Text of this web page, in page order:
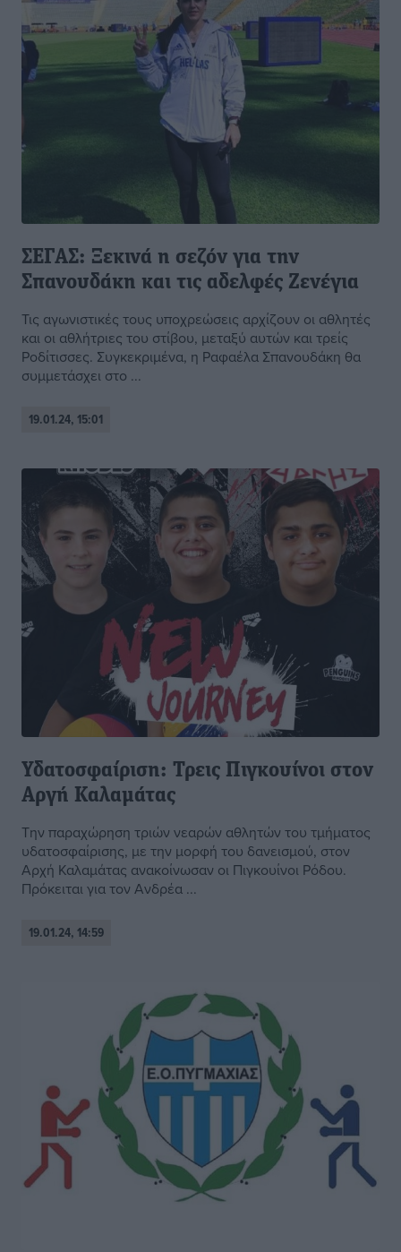
ΣΕΓΑΣ: Ξεκινά η σεζόν για την
Σπανουδάκη και τις αδελφές Ζενέγια
Τις αγωνιστικές τους υποχρεώσεις αρχίζουν οι αθλητές
και οι αθλήτριες του στίβου, μεταξύ αυτών και τρείς
Ροδίτισσες. Συγκεκριμένα, η Ραφαέλα Σπανουδάκη θα
συμμετάσχει στο ...
19.01.24, 15:01
Υδατοσφαίριση: Τρεις Πιγκουίνοι στον
Αργή Καλαμάτας
Την παραχώρηση τριών νεαρών αθλητών του τμήματος
υδατοσφαίρισης, με την μορφή του δανεισμού, στον
Αρχή Καλαμάτας ανακοίνωσαν οι Πιγκουίνοι Ρόδου.
Πρόκειται για τον Ανδρέα ...
19.01.24, 14:59